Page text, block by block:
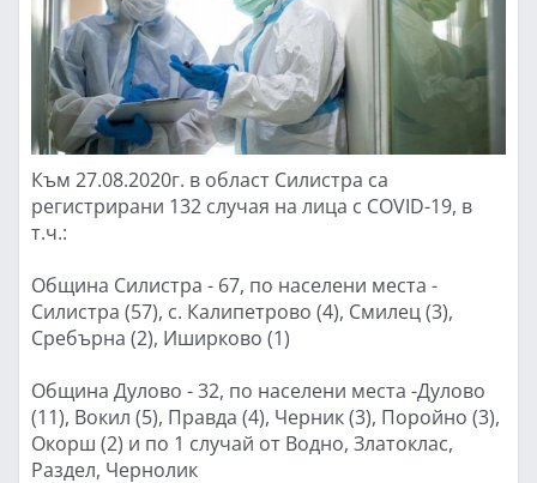
Към 27.08.2020г. в област Силистра са
регистрирани 132 случая на лица с COVID-19, в
т.ч.:
Община Силистра - 67, по населени места -
Силистра (57), с. Калипетрово (4), Смилец (3),
Сребърна (2), Иширково (1)
Община Дулово - 32, по населени места -Дулово
(11), Вокил (5), Правда (4), Черник (3), Поройно (3),
Окорш (2) и по 1 случай от Водно, Златоклас,
Раздел, Чернолик